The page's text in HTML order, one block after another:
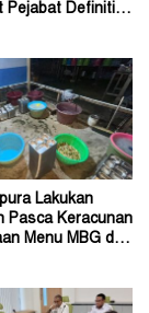
Pejabat Definitif
Lakukan
Pasca Keracunan
Menu MBG di